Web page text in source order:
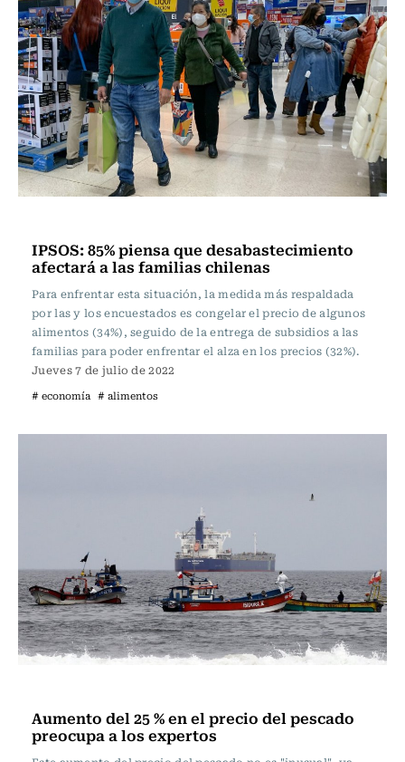
IPSOS: 85% piensa que desabastecimiento
afectará a las familias chilenas
Para enfrentar esta situación, la medida más respaldada
por las y los encuestados es congelar el precio de algunos
alimentos (34%), seguido de la entrega de subsidios a las
familias para poder enfrentar el alza en los precios (32%).
Jueves 7 de julio de 2022
# economía # alimentos
Aumento del 25 % en el precio del pescado
preocupa a los expertos